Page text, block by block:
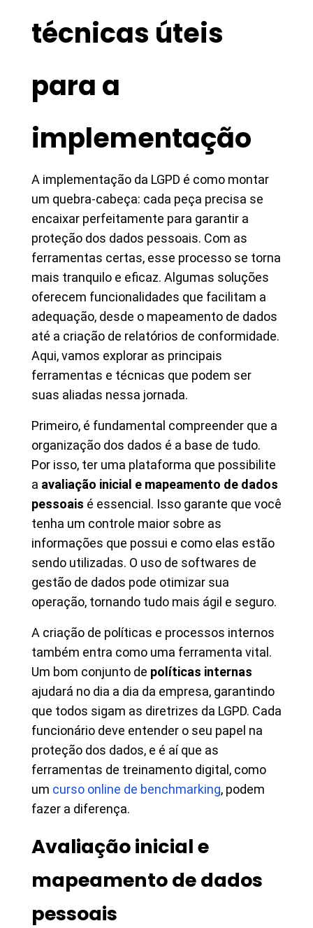
técnicas úteis
para a
implementação
A implementação da LGPD é como montar
um quebra-cabeça: cada peça precisa se
encaixar perfeitamente para garantir a
proteção dos dados pessoais. Com as
ferramentas certas, esse processo se torna
mais tranquilo e eficaz. Algumas soluções
oferecem funcionalidades que facilitam a
adequação, desde o mapeamento de dados
até a criação de relatórios de conformidade.
Aqui, vamos explorar as principais
ferramentas e técnicas que podem ser
suas aliadas nessa jornada.
Primeiro, é fundamental compreender que a
organização dos dados é a base de tudo.
Por isso, ter uma plataforma que possibilite
a avaliação inicial e mapeamento de dados
pessoais é essencial. Isso garante que você
tenha um controle maior sobre as
informações que possui e como elas estão
sendo utilizadas. O uso de softwares de
gestão de dados pode otimizar sua
operação, tornando tudo mais ágil e seguro.
A criação de políticas e processos internos
também entra como uma ferramenta vital.
Um bom conjunto de políticas internas
ajudará no dia a dia da empresa, garantindo
que todos sigam as diretrizes da LGPD. Cada
funcionário deve entender o seu papel na
proteção dos dados, e é aí que as
ferramentas de treinamento digital, como
um curso online de benchmarking, podem
fazer a diferença.
Avaliação inicial e
mapeamento de dados
pessoais